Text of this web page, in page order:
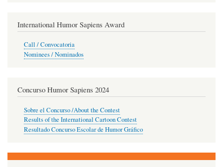
International Humor Sapiens Award
Call / Convocatoria
Nominees / Nominados
Concurso Humor Sapiens 2024
Sobre el Concurso /About the Contest
Results of the International Cartoon Contest
Resultado Concurso Escolar de Humor Gráfico